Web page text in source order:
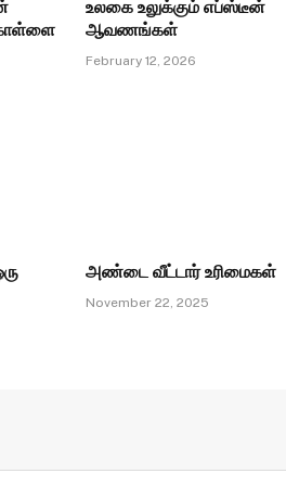
உலகை உலுக்கும் எப்ஸ்டீன்
ஆவணங்கள்
February 12, 2026
அண்டை வீட்டார் உரிமைகள்
November 22, 2025